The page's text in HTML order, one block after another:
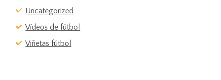
Uncategorized
Vídeos de fútbol
Viñetas fútbol